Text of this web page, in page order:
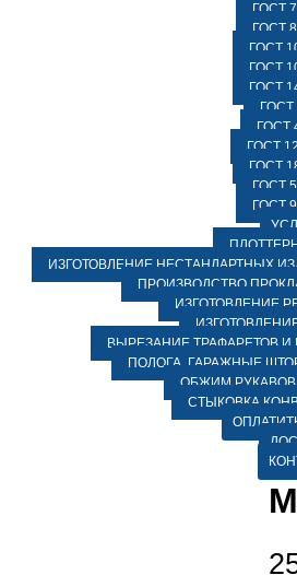
ГОСТ
ГОСТ
ГОСТ
ГОСТ
ГОСТ
ГОСТ
ГОСТ
ГОСТ
ГОСТ
ГОСТ
ГОСТ
ИЗГОТОВЛЕНИЕ НЕСТАНДАРТНЫХ
ПРОИЗВОДСТВО
ИЗГОТОВЛЕНИЕ
ВЫРЕЗАНИЕ ТРАФАРЕТОВ
ПОЛОГА, ГАРАЖНЫЕ
ОБЖИМ
СТЫКОВКА